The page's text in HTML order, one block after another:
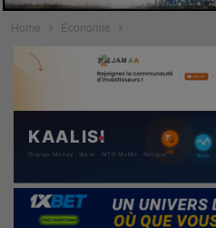
Home Économie